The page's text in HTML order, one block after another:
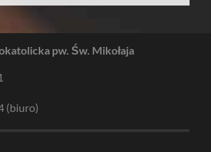
pw. Św. Mikołaja
(biuro)